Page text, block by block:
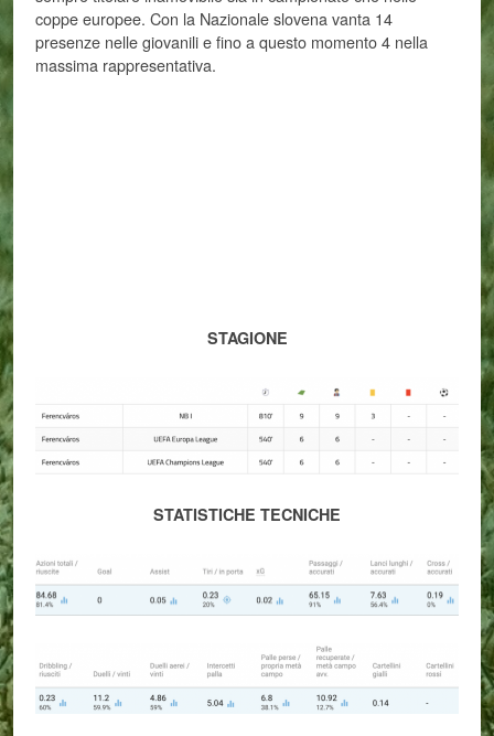
coppe europee. Con la Nazionale slovena vanta 14
presenze nelle giovanili e fino a questo momento 4 nella
massima rappresentativa.
STAGIONE
STATISTICHE TECNICHE